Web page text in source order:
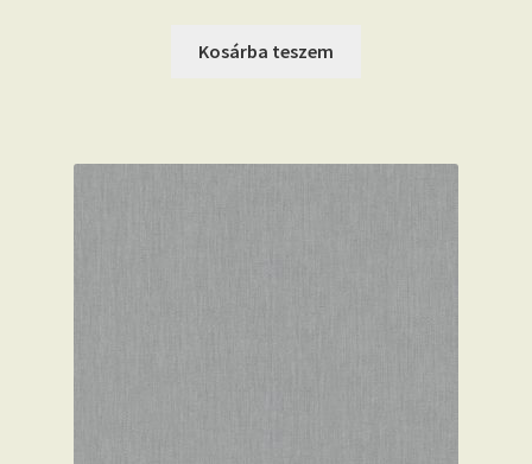
Kosárba teszem